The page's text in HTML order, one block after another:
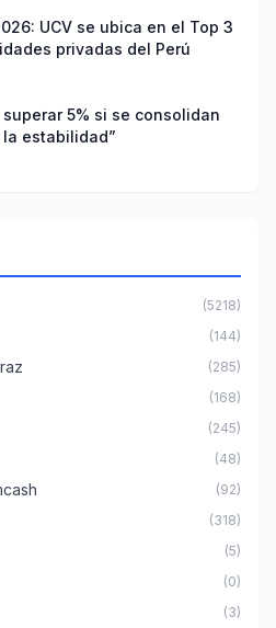
UCV se ubica en el Top 3
privadas del Perú
superar 5% si se consolidan
estabilidad”
(5218)
(144)
(285)
(168)
(245)
(48)
(92)
(318)
(5)
(0)
(3)